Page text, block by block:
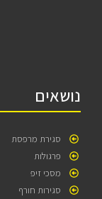
נושאים
סגירת מרפסת
פרגולות
מסכי זיפ
סגירות חורף